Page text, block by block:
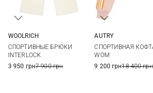
WOOLRICH
СПОРТИВНЫЕ БРЮКИ
INTERLOCK
3 950 грн7 900 грн
AUTRY
СПОРТИВНАЯ
WOM
9 200 грн18 400 грн